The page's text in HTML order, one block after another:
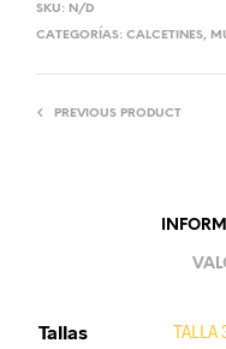
SKU: N/D
CATEGORÍAS: CALCETINES,
PREVIOUS PRODUCT
Tallas TALLA